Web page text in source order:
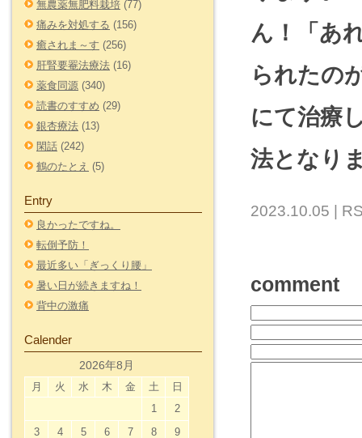
無農薬無肥料栽培 (77)
痛みを対処する (156)
癒されま～す (256)
肝腎要罨法療法 (16)
薬食同源 (340)
読書のすすめ (29)
銀杏療法 (13)
閑話 (242)
鶴のたとえ (5)
Entry
良かったですね。
転倒予防！
最近多い「ぎっくり腰」
暑い日が続きますね！
背中の激痛
Calender
2026年8月
月 火 水 木 金 土 日
1
2
3
4 5 6 7 8
9
ん！「あ
られたの
にて治療
法となり
2023.10.05 |
comment